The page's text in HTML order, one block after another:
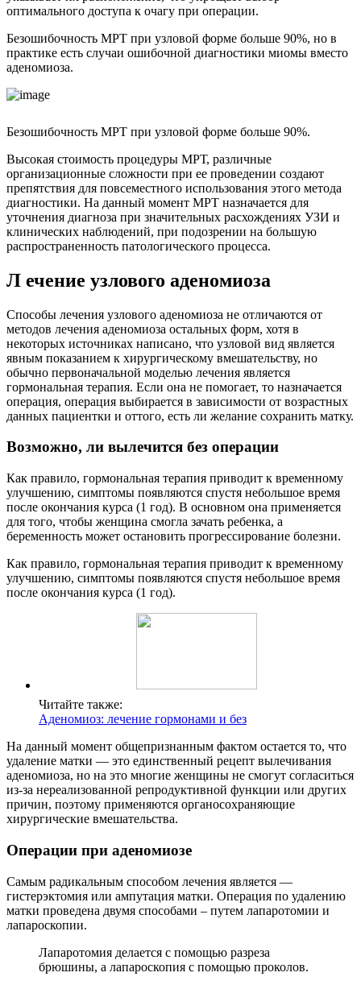
оптимального доступа к очагу при операции.
Безошибочность МРТ при узловой форме больше 90%, но в
практике есть случаи ошибочной диагностики миомы вместо
аденомиоза.
Безошибочность МРТ при узловой форме больше 90%.
Высокая стоимость процедуры МРТ, различные
организационные сложности при ее проведении создают
препятствия для повсеместного использования этого метода
диагностики. На данный момент МРТ назначается для
уточнения диагноза при значительных расхождениях УЗИ и
клинических наблюдений, при подозрении на большую
распространенность патологического процесса.
Л ечение узлового аденомиоза
Способы лечения узлового аденомиоза не отличаются от
методов лечения аденомиоза остальных форм, хотя в
некоторых источниках написано, что узловой вид является
явным показанием к хирургическому вмешательству, но
обычно первоначальной моделью лечения является
гормональная терапия. Если она не помогает, то назначается
операция, операция выбирается в зависимости от возрастных
данных пациентки и оттого, есть ли желание сохранить матку.
Возможно, ли вылечится без операции
Как правило, гормональная терапия приводит к временному
улучшению, симптомы появляются спустя небольшое время
после окончания курса (1 год). В основном она применяется
для того, чтобы женщина смогла зачать ребенка, а
беременность может остановить прогрессирование болезни.
Как правило, гормональная терапия приводит к временному
улучшению, симптомы появляются спустя небольшое время
после окончания курса (1 год).
Читайте также:
Аденомиоз: лечение гормонами и без
На данный момент общепризнанным фактом остается то, что
удаление матки — это единственный рецепт вылечивания
аденомиоза, но на это многие женщины не смогут согласиться
из-за нереализованной репродуктивной функции или других
причин, поэтому применяются органосохраняющие
хирургические вмешательства.
Операции при аденомиозе
Самым радикальным способом лечения является —
гистерэктомия или ампутация матки. Операция по удалению
матки проведена двумя способами – путем лапаротомии и
лапароскопии.
Лапаротомия делается с помощью разреза
брюшины, а лапароскопия с помощью проколов.